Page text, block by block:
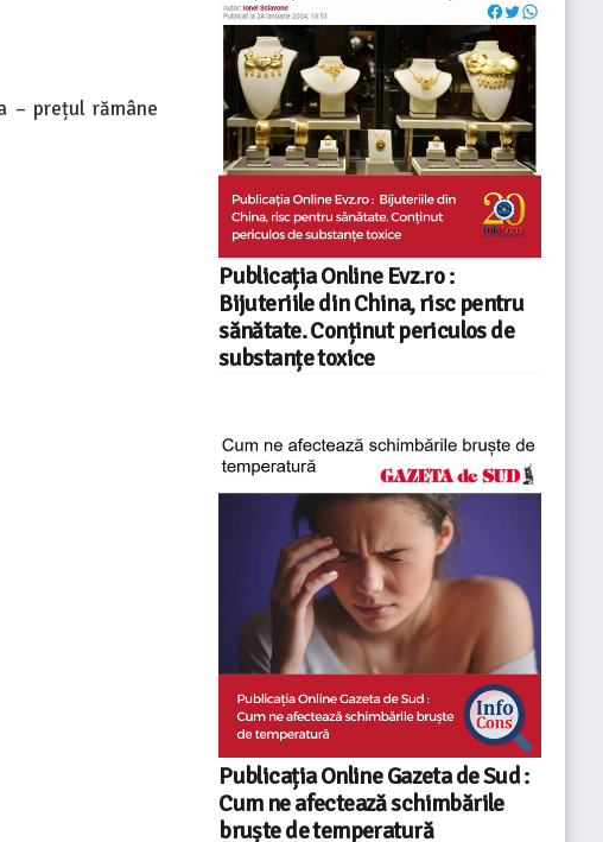
– prețul rămâne
Publicația Online Evz.ro :
Bijuteriile din China, risc pentru
sănătate. Conținut periculos de
substanțe toxice
Publicația Online Gazeta de Sud :
Cum ne afectează schimbările
bruște de temperatură